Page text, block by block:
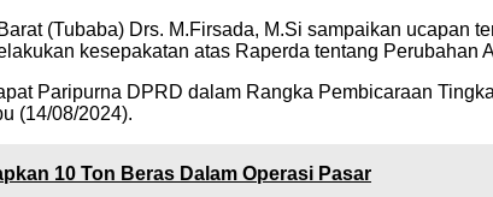
(Tubaba) Drs. M.Firsada, M.Si sampaikan
kesepakatan atas Raperda tentang Perubahan
Paripurna DPRD dalam Rangka Pembicaraan
(14/08/2024).
10 Ton Beras Dalam Operasi Pasar